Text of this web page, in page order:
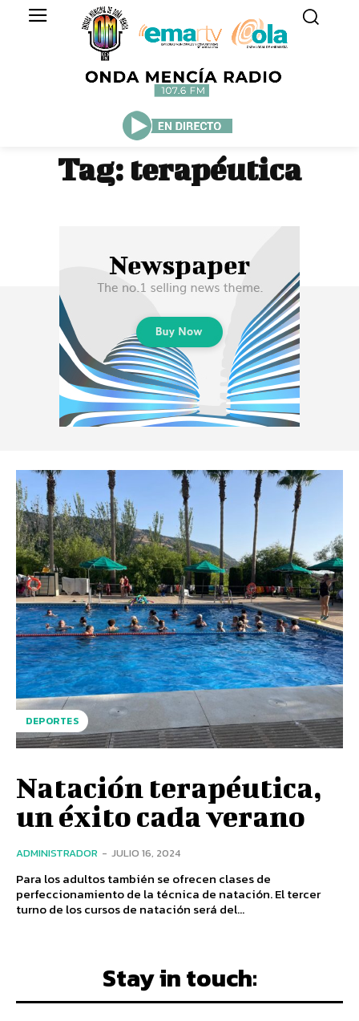
Tag: terapéutica
DEPORTES
Natación terapéutica,
un éxito cada verano
ADMINISTRADOR - JULIO 16, 2024
Para los adultos también se ofrecen clases de
perfeccionamiento de la técnica de natación. El tercer
turno de los cursos de natación será del...
Stay in touch: